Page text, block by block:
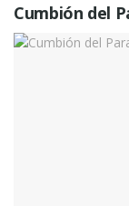
Cumbión del